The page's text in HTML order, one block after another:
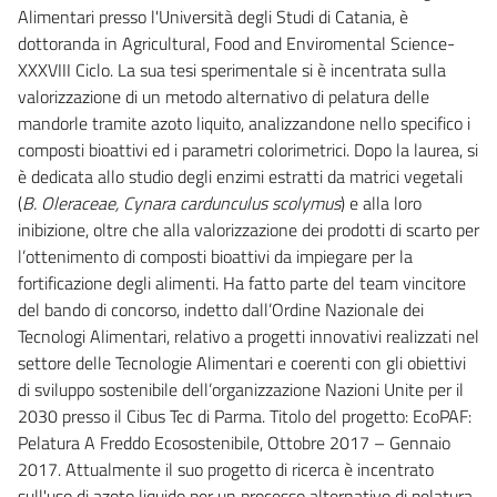
Alimentari presso l'Università degli Studi di Catania, è
dottoranda in Agricultural, Food and Enviromental Science-
XXXVIII Ciclo. La sua tesi sperimentale si è incentrata sulla
valorizzazione di un metodo alternativo di pelatura delle
mandorle tramite azoto liquito, analizzandone nello specifico i
composti bioattivi ed i parametri colorimetrici. Dopo la laurea, si
è dedicata allo studio degli enzimi estratti da matrici vegetali
(B. Oleraceae, Cynara cardunculus scolymus) e alla loro
inibizione, oltre che alla valorizzazione dei prodotti di scarto per
l’ottenimento di composti bioattivi da impiegare per la
fortificazione degli alimenti. Ha fatto parte del team vincitore
del bando di concorso, indetto dall’Ordine Nazionale dei
Tecnologi Alimentari, relativo a progetti innovativi realizzati nel
settore delle Tecnologie Alimentari e coerenti con gli obiettivi
di sviluppo sostenibile dell’organizzazione Nazioni Unite per il
2030 presso il Cibus Tec di Parma. Titolo del progetto: EcoPAF:
Pelatura A Freddo Ecosostenibile, Ottobre 2017 – Gennaio
2017. Attualmente il suo progetto di ricerca è incentrato